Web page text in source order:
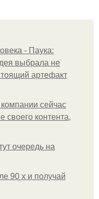
- Паука:
выбрала не
артефакт
компании сейчас
своего контента,
очередь на
90 х и получай